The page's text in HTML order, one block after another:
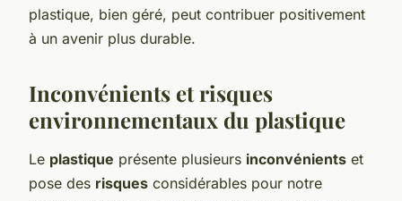
plastique, bien géré, peut contribuer positivement
à un avenir plus durable.
Inconvénients et risques
environnementaux du plastique
Le plastique présente plusieurs inconvénients et
pose des risques considérables pour notre